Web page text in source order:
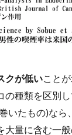
クが低い こと
種類を区別
いたもの)なら
量に含む一